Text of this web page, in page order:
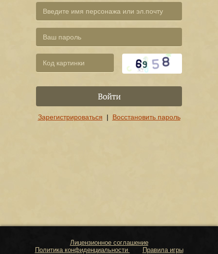
Войти
Зарегистрироваться | Восстановить пароль
Лицензионное соглашение
Политика конфиденциальности
Правила игры